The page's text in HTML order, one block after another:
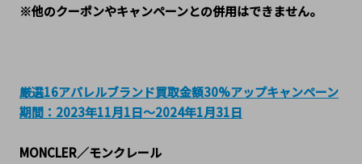
※他のクーポンやキャンペーンとの併用はできません。
厳選16アパレルブランド買取金額30%アップキャンペーン
期間：2023年11月1日～2024年1月31日
MONCLER／モンクレール